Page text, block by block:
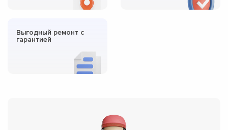
Выгодный ремонт с
гарантией